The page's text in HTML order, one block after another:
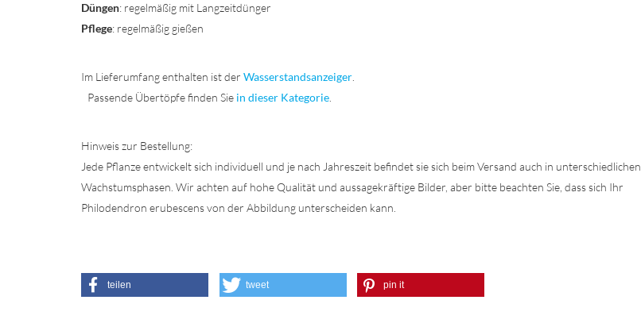
Düngen: regelmäßig mit Langzeitdünger
Pflege: regelmäßig gießen
Im Lieferumfang enthalten ist der Wasserstandsanzeiger
Passende Übertöpfe finden Sie in dieser Kategorie
Hinweis zur Bestellung:
Jede Pflanze entwickelt sich individuell und je nach Jahreszeit befindet sie sich beim Versand auch in unterschiedlichen
Wachstumsphasen. Wir achten auf hohe Qualität und aussagekräftige Bilder, aber bitte beachten Sie, dass sich Ihr
Philodendron erubescens von der Abbildung unterscheiden kann.
teilen tweet pin it